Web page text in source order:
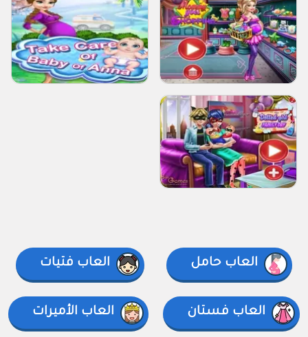
العاب حامل العاب فتيات
العاب فستان العاب الأميرات